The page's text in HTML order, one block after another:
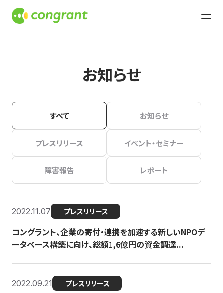
お知らせ
すべて お知らせ
プレスリリース イベント・セミナー
障害報告 レポート
2022.11.07 プレスリリース
コングラント、企業の寄付・連携を加速する新しいNPOデ
ータベース構築に向け、総額1,6億円の資金調達...
2022.09.21 プレスリリース